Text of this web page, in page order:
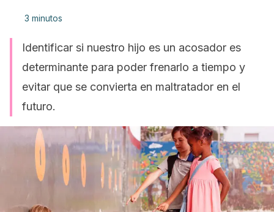
3 minutos
Identificar si nuestro hijo es un acosador es
determinante para poder frenarlo a tiempo y
evitar que se convierta en maltratador en el
futuro.